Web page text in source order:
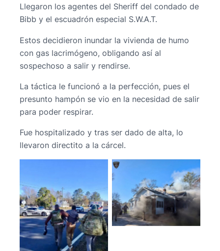
Llegaron los agentes del Sheriff del condado de
Bibb y el escuadrón especial S.W.A.T.
Estos decidieron inundar la vivienda de humo
con gas lacrimógeno, obligando así al
sospechoso a salir y rendirse.
La táctica le funcionó a la perfección, pues el
presunto hampón se vio en la necesidad de salir
para poder respirar.
Fue hospitalizado y tras ser dado de alta, lo
llevaron directito a la cárcel.
No Caption
No Caption